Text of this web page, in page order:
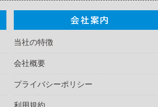
当社の特徴
会社概要
プライバシーポリシー